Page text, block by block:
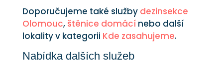
Doporučujeme také služby dezinsekce
Olomouc, štěnice domácínebo další
lokality v kategorii Kde zasahujeme.
Nabídka dalších služeb